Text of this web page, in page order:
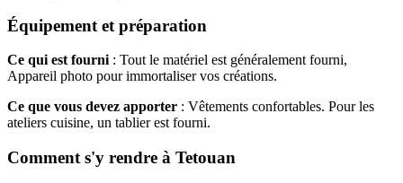
Équipement et préparation
Ce qui est fourni: Tout le matériel est généralement fourni,
Appareil photo pour immortaliser vos créations.
Ce que vous devez apporter : Vêtements confortables. Pour les
ateliers cuisine, un tablier est fourni.
Comment s'y rendre à Tetouan